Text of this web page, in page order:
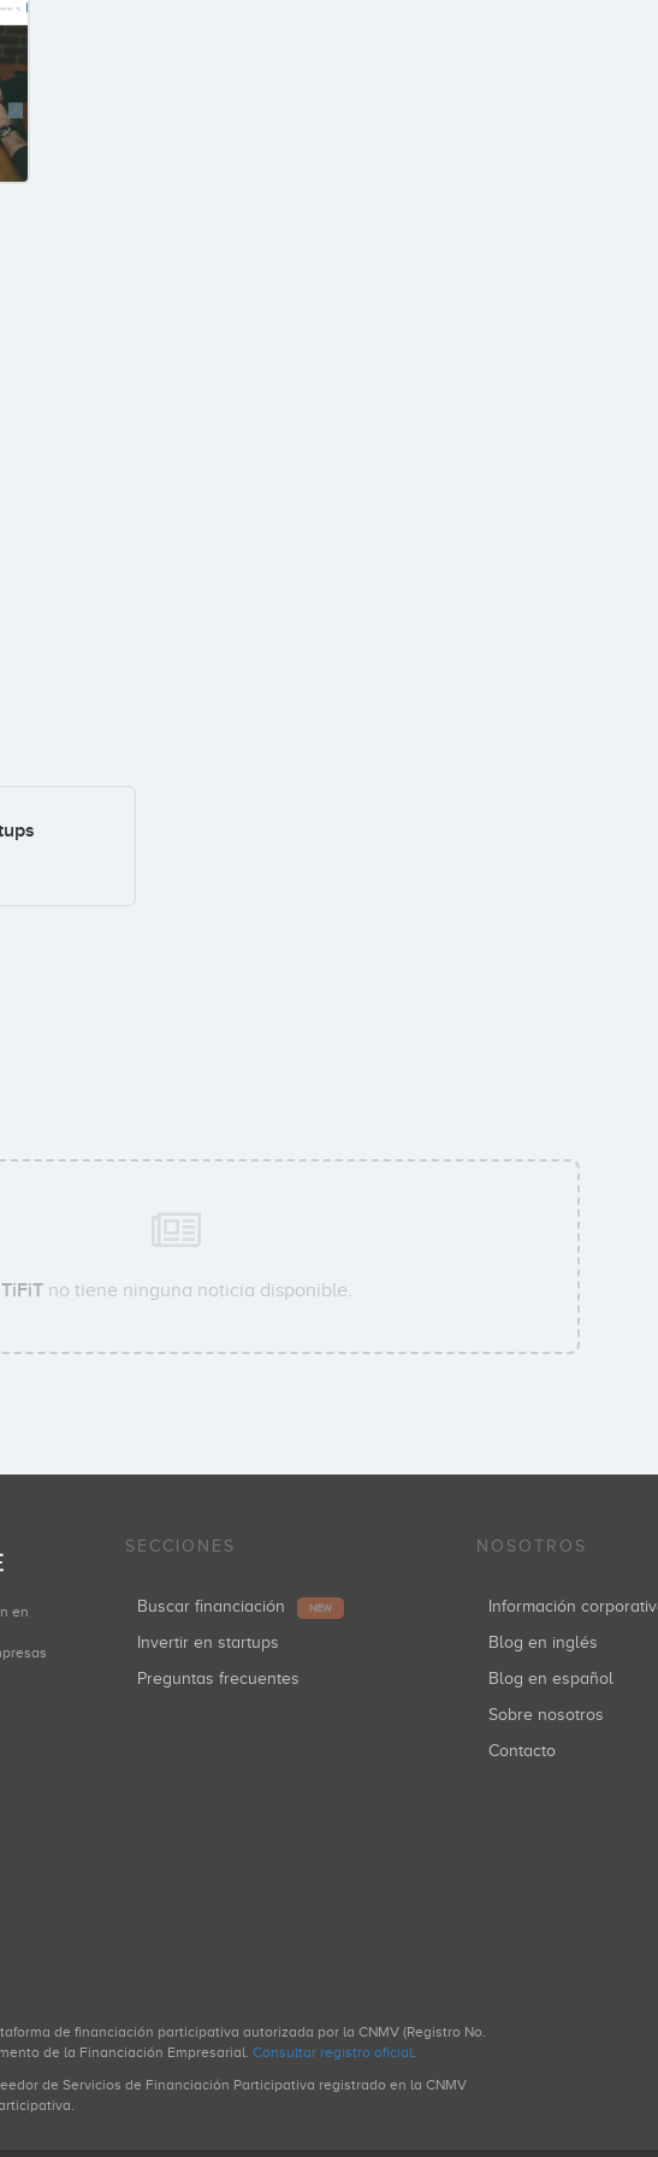
TiFiTno tiene ninguna noticia disponible.
en
SECCIONES
Buscar financiación NEW
Invertir en startups
Preguntas frecuentes
NOSOTROS
Información
Blog en inglés
Blog en español
Sobre nosotros
Contacto
de financiación participativa autorizada por la CNMV (Registro No.
de la Financiación Empresarial. Consultar registro oficial.
de Servicios de Financiación Participativa registrado en la CNMV